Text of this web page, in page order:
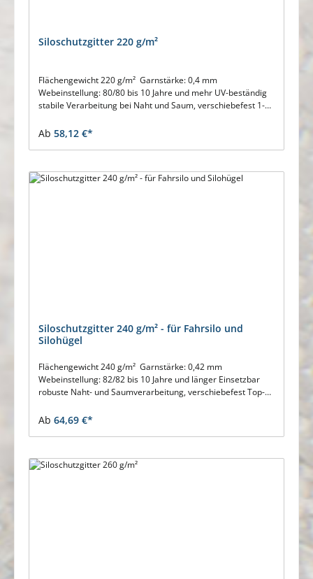
Siloschutzgitter 220 g/m²
Flächengewicht 220 g/m² Garnstärke: 0,4 mm
Webeinstellung: 80/80 bis 10 Jahre und mehr UV-beständig
stabile Verarbeitung bei Naht und Saum, verschiebefest 1-A
sichere Silofolienixierung Wir erstellen Ihnen auch gerne ein
Ab 58,12 €*
Siloschutzgitter 240 g/m² - für Fahrsilo und
Silohügel
Flächengewicht 240 g/m² Garnstärke: 0,42 mm
Webeinstellung: 82/82 bis 10 Jahre und länger Einsetzbar
robuste Naht- und Saumverarbeitung, verschiebefest Top-
sichere Silofolienixierung für Fahrsilo und kleinere Silohügel
Ab 64,69 €*